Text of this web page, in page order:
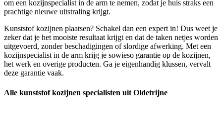
om een kozijnspecialist in de arm te nemen, zodat je huis straks een
prachtige nieuwe uitstraling krijgt.
Kunststof kozijnen plaatsen? Schakel dan een expert in! Dus weet je
zeker dat je het mooiste resultaat krijgt en dat de taken netjes worden
uitgevoerd, zonder beschadigingen of slordige afwerking. Met een
kozijnspecialist in de arm krijg je sowieso garantie op de kozijnen,
het werk en overige producten. Ga je eigenhandig klussen, vervalt
deze garantie vaak.
Alle kunststof kozijnen specialisten uit Oldetrijne